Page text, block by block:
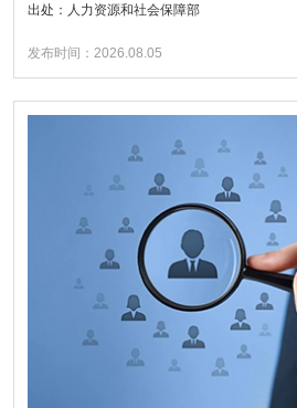
出处：人力资源和社会保障部
发布时间：2026.08.05